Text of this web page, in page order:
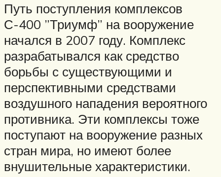
Путь поступления комплексов
С-400 ”Триумф” на вооружение
начался в 2007 году. Комплекс
разрабатывался как средство
борьбы с существующими и
перспективными средствами
воздушного нападения вероятного
противника. Эти комплексы тоже
поступают на вооружение разных
стран мира, но имеют более
внушительные характеристики.